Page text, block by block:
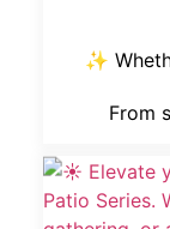
✨
From